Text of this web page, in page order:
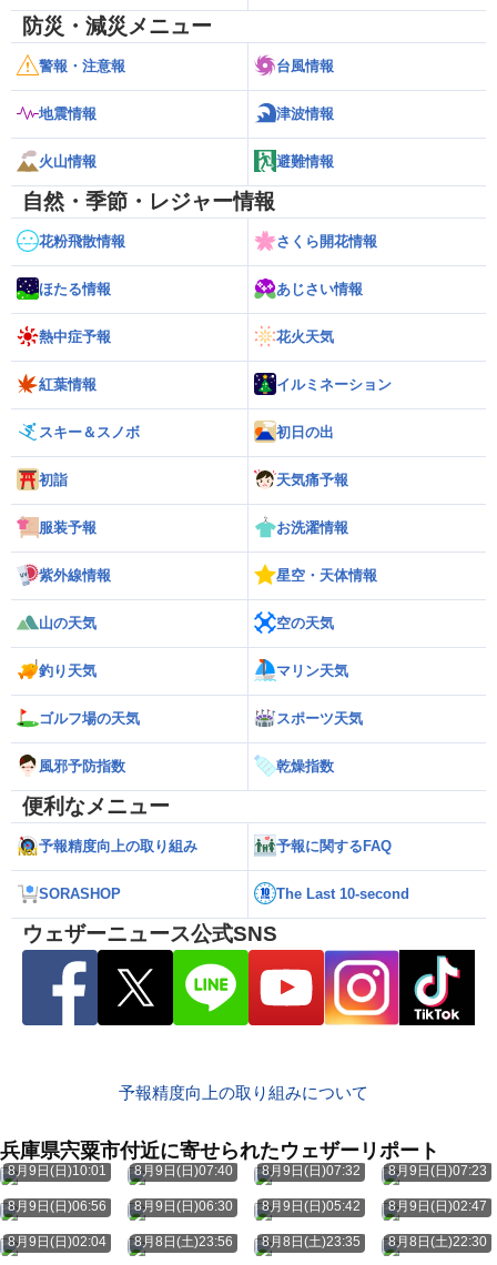
防災・減災メニュー
警報・注意報 台風情報
地震情報 津波情報
火山情報 避難情報
自然・季節・レジャー情報
花粉飛散情報 さくら開花情報
ほたる情報 あじさい情報
熱中症予報 花火天気
紅葉情報 イルミネーション
スキー＆スノボ 初日の出
初詣 天気痛予報
服装予報 お洗濯情報
紫外線情報 星空・天体情報
山の天気 空の天気
釣り天気 マリン天気
ゴルフ場の天気 スポーツ天気
風邪予防指数 乾燥指数
便利なメニュー
予報精度向上の取り組み 予報に関するFAQ
SORASHOP The Last 10-second
ウェザーニュース公式SNS
予報精度向上の取り組みについて
兵庫県宍粟市付近に寄せられたウェザーリポート
8月9日(日)10:01 8月9日(日)07:40 8月9日(日)07:32 8月9日(日)07:23
8月9日(日)06:56 8月9日(日)06:30 8月9日(日)05:42 8月9日(日)02:47
8月9日(日)02:04 8月8日(土)23:56 8月8日(土)23:35 8月8日(土)22:30